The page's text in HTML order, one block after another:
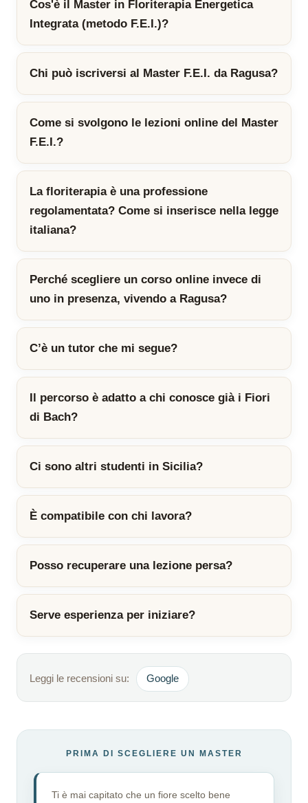
Cos'è il Master in Floriterapia Energetica
Integrata (metodo F.E.I.)?
Chi può iscriversi al Master F.E.I. da Ragusa?
Come si svolgono le lezioni online del Master
F.E.I.?
La floriterapia è una professione
regolamentata? Come si inserisce nella legge
italiana?
Perché scegliere un corso online invece di
uno in presenza, vivendo a Ragusa?
C’è un tutor che mi segue?
Il percorso è adatto a chi conosce già i Fiori
di Bach?
Ci sono altri studenti in Sicilia?
È compatibile con chi lavora?
Posso recuperare una lezione persa?
Serve esperienza per iniziare?
Leggi le recensioni su: Google
PRIMA DI SCEGLIERE UN MASTER
Ti è mai capitato che un fiore scelto bene